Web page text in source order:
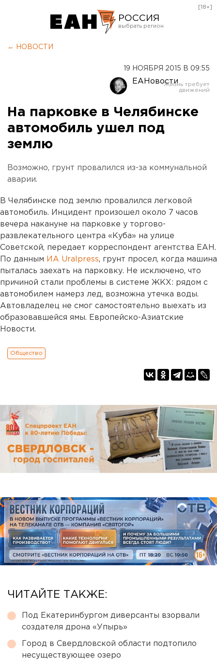
РОССИЯ
Оренбург
[18+]
← НОВОСТИ
19 НОЯБРЯ 2015 В 09:55
ЕАНовости
На парковке в Челябинске
автомобиль ушел под
землю
Возможно, грунт провалился из-за коммунальной
аварии.
В Челябинске под землю провалился легковой
автомобиль. Инцидент произошел около 7 часов
вечера накануне на парковке у торгово-
развлекательного центра «Куба» на улице
Советской, передает корреспондент агентства ЕАН.
По данным ИА Uralpress, грунт просел, когда машина
пыталась заехать на парковку. Не исключено, что
причиной стали проблемы в системе ЖКХ: рядом с
автомобилем намерз лед, возможна утечка воды.
Автовладелец не смог самостоятельно выехать из
образовавшейся ямы. Европейско-Азиатские
Новости.
Общество
ЧИТАЙТЕ ТАКЖЕ:
Под Екатеринбургом диверсанты взорвали
создателя дрона «Упырь»
Город в Свердловской области подтопило
несуществующее озеро